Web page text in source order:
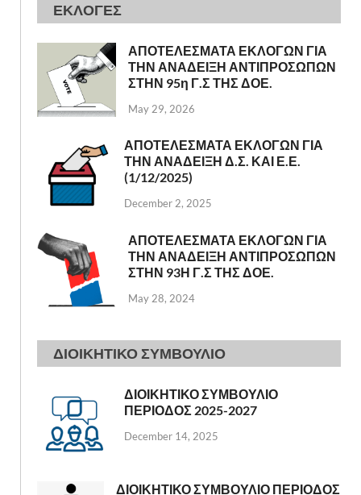
ΕΚΛΟΓΕΣ
ΑΠΟΤΕΛΕΣΜΑΤΑ ΕΚΛΟΓΩΝ ΓΙΑ
ΤΗΝ ΑΝΑΔΕΙΞΗ ΑΝΤΙΠΡΟΣΩΠΩΝ
ΣΤΗΝ 95η Γ.Σ ΤΗΣ ΔΟΕ.
May 29, 2026
ΑΠΟΤΕΛΕΣΜΑΤΑ ΕΚΛΟΓΩΝ ΓΙΑ
ΤΗΝ ΑΝΑΔΕΙΞΗ Δ.Σ. ΚΑΙ Ε.Ε.
(1/12/2025)
December 2, 2025
ΑΠΟΤΕΛΕΣΜΑΤΑ ΕΚΛΟΓΩΝ ΓΙΑ
ΤΗΝ ΑΝΑΔΕΙΞΗ ΑΝΤΙΠΡΟΣΩΠΩΝ
ΣΤΗΝ 93Η Γ.Σ ΤΗΣ ΔΟΕ.
May 28, 2024
ΔΙΟΙΚΗΤΙΚΟ ΣΥΜΒΟΥΛΙΟ
ΔΙΟΙΚΗΤΙΚΟ ΣΥΜΒΟΥΛΙΟ
ΠΕΡΙΟΔΟΣ 2025-2027
December 14, 2025
ΔΙΟΙΚΗΤΙΚΟ ΣΥΜΒΟΥΛΙΟ ΠΕΡΙΟΔΟΣ